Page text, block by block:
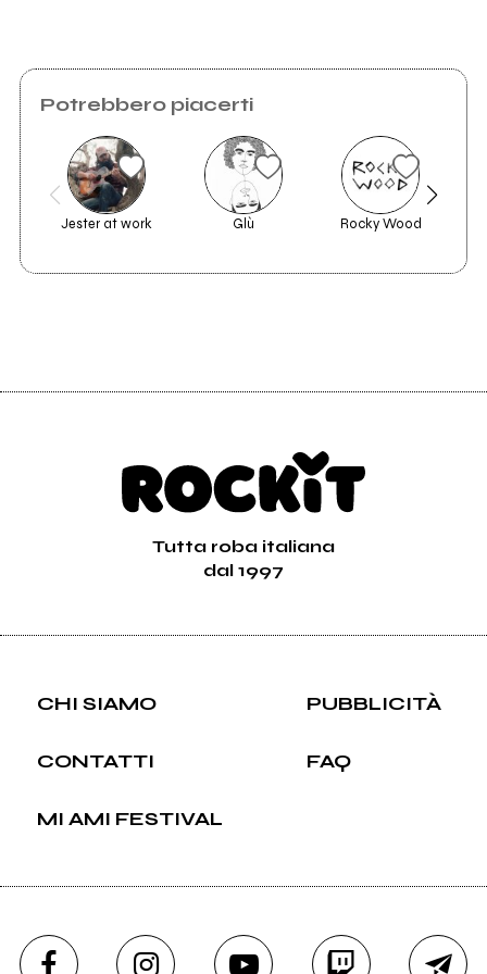
Potrebbero piacerti
Jester at work Glù Rocky Wood
Tutta roba italiana
dal 1997
CHI SIAMO PUBBLICITÀ
CONTATTI FAQ
MI AMI FESTIVAL